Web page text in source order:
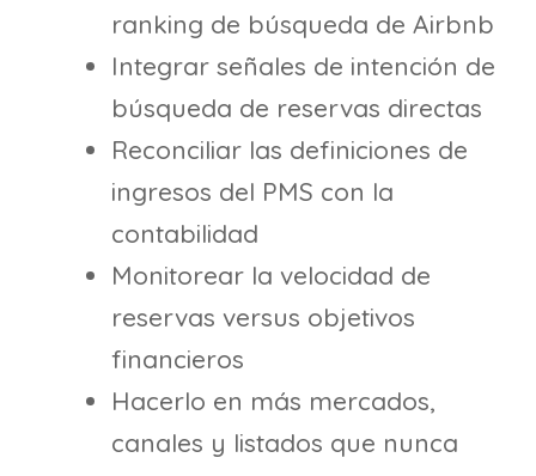
ranking de búsqueda de Airbnb
Integrar señales de intención de
búsqueda de reservas directas
Reconciliar las definiciones de
ingresos del PMS con la
contabilidad
Monitorear la velocidad de
reservas versus objetivos
financieros
Hacerlo en más mercados,
canales y listados que nunca